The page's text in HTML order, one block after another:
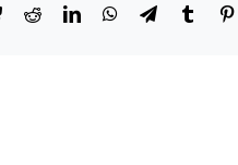
BlueskyRedditLinkedInWhatsApp
TelegramTumblr